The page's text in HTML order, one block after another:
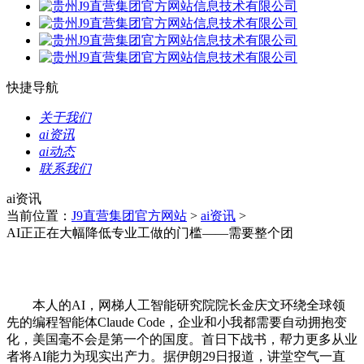
快捷导航
关于我们
ai资讯
ai动态
联系我们
ai资讯
当前位置： J9直营集团官方网站 > ai资讯 >
AI正正在大幅降低专业工做的门槛——需要整个团
本人的AI，网梯人工智能研究院院长金庆文环绕全球领
先的编程智能体Claude Code，企业和小我都需要自动拥抱变
化，美国毫不会是第一个的国度。首日下战书，帮力更多从业
者将AI能力为现实出产力。据伊朗29日报道，讲堂空气一直